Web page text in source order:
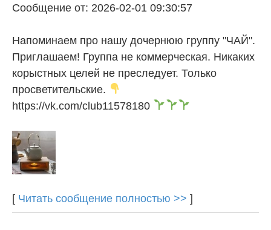
Сообщение от: 2026-02-01 09:30:57
Напоминаем про нашу дочернюю группу "ЧАЙ".
Приглашаем! Группа не коммерческая. Никаких
корыстных целей не преследует. Только
просветительские.
https://vk.com/club11578180
[ Читать сообщение полностью >> ]